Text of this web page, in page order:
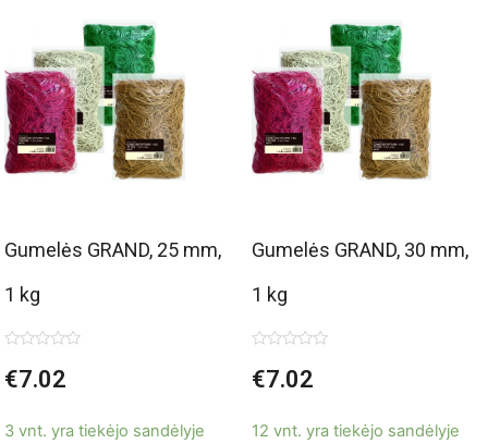
Gumelės GRAND, 25 mm,
1 kg
0
iš
€7.02
3 vnt. yra tiekėjo sandėlyje
Gumelės GRAND, 30 mm,
1 kg
0
iš
€7.02
12 vnt. yra tiekėjo sandėlyje